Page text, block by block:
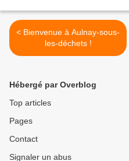
< Bienvenue à Aulnay-sous-
les-déchets !
Hébergé par Overblog
Top articles
Pages
Contact
Signaler un abus